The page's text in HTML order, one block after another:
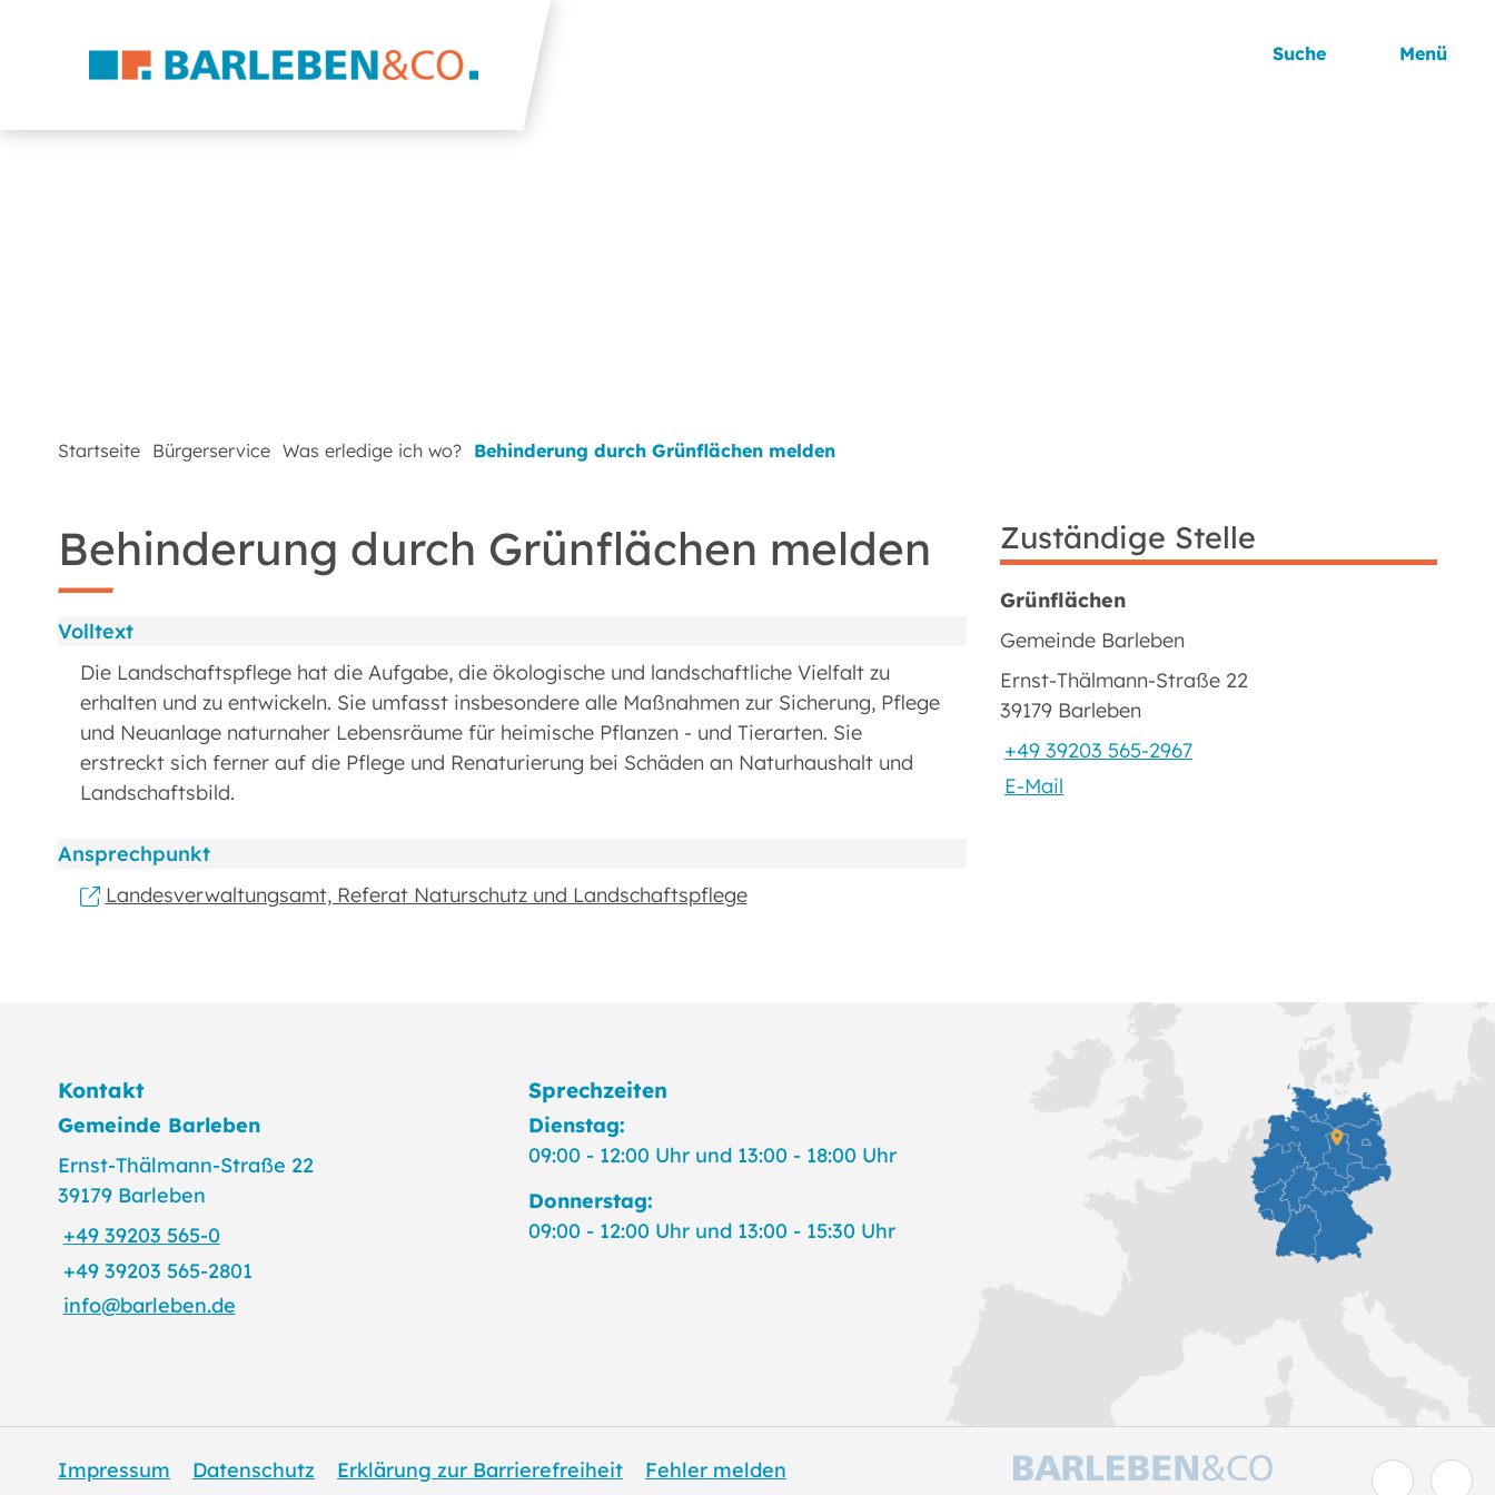
Suche Menü
Startseite Bürgerservice Was erledige ich wo? Behinderung durch Grünflächen melden
Behinderung durch Grünflächen melden
Volltext
Die Landschaftspflege hat die Aufgabe, die ökologische und landschaftliche Vielfalt zu
erhalten und zu entwickeln. Sie umfasst insbesondere alle Maßnahmen zur Sicherung, Pflege
und Neuanlage naturnaher Lebensräume für heimische Pflanzen - und Tierarten. Sie
erstreckt sich ferner auf die Pflege und Renaturierung bei Schäden an Naturhaushalt und
Landschaftsbild.
Ansprechpunkt
Landesverwaltungsamt, Referat Naturschutz und Landschaftspflege
Zuständige Stelle
Grünflächen
Gemeinde Barleben
Ernst-Thälmann-Straße 22
39179 Barleben
+49 39203 565-2967
E-Mail
Kontakt
Gemeinde Barleben
Ernst-Thälmann-Straße 22
39179 Barleben
+49 39203 565-0
+49 39203 565-2801
info@barleben.de
Sprechzeiten
Dienstag:
09:00 - 12:00 Uhr und 13:00 - 18:00 Uhr
Donnerstag:
09:00 - 12:00 Uhr und 13:00 - 15:30 Uhr
Impressum Datenschutz Erklärung zur Barrierefreiheit Fehler melden